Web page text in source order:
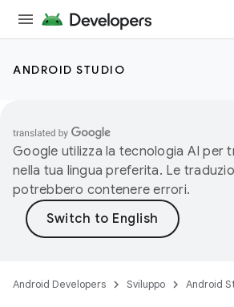
ANDROID STUDIO
Google utilizza la tecnologia AI per
nella tua lingua preferita. Le
potrebbero contenere errori.
Android Developers Sviluppo Android